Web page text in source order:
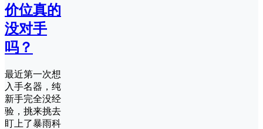
价位真的
没对手
吗？
最近第一次想
入手名器，纯
新手完全没经
验，挑来挑去
盯上了暴雨科